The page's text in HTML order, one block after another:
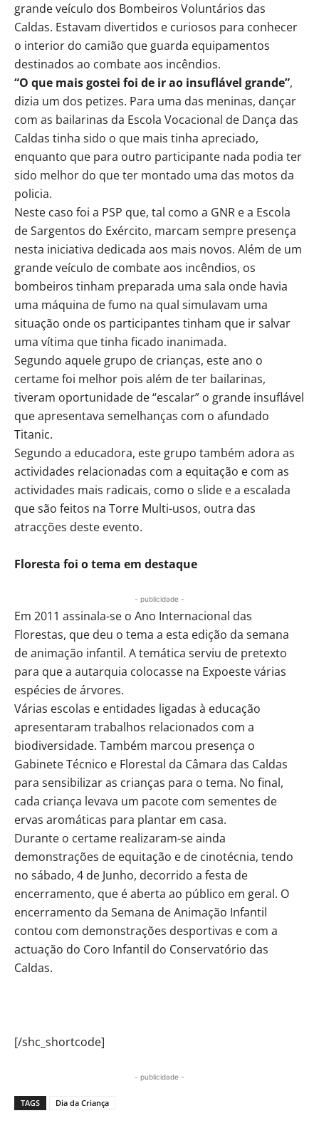
grande veículo dos Bombeiros Voluntários das
Caldas. Estavam divertidos e curiosos para conhecer
o interior do camião que guarda equipamentos
destinados ao combate aos incêndios.
“O que mais gostei foi de ir ao insuflável grande”,
dizia um dos petizes. Para uma das meninas, dançar
com as bailarinas da Escola Vocacional de Dança das
Caldas tinha sido o que mais tinha apreciado,
enquanto que para outro participante nada podia ter
sido melhor do que ter montado uma das motos da
policia.
Neste caso foi a PSP que, tal como a GNR e a Escola
de Sargentos do Exército, marcam sempre presença
nesta iniciativa dedicada aos mais novos. Além de um
grande veículo de combate aos incêndios, os
bombeiros tinham preparada uma sala onde havia
uma máquina de fumo na qual simulavam uma
situação onde os participantes tinham que ir salvar
uma vítima que tinha ficado inanimada.
Segundo aquele grupo de crianças, este ano o
certame foi melhor pois além de ter bailarinas,
tiveram oportunidade de “escalar” o grande insuflável
que apresentava semelhanças com o afundado
Titanic.
Segundo a educadora, este grupo também adora as
actividades relacionadas com a equitação e com as
actividades mais radicais, como o slide e a escalada
que são feitos na Torre Multi-usos, outra das
atracções deste evento.
Floresta foi o tema em destaque
- publicidade -
Em 2011 assinala-se o Ano Internacional das
Florestas, que deu o tema a esta edição da semana
de animação infantil. A temática serviu de pretexto
para que a autarquia colocasse na Expoeste várias
espécies de árvores.
Várias escolas e entidades ligadas à educação
apresentaram trabalhos relacionados com a
biodiversidade. Também marcou presença o
Gabinete Técnico e Florestal da Câmara das Caldas
para sensibilizar as crianças para o tema. No final,
cada criança levava um pacote com sementes de
ervas aromáticas para plantar em casa.
Durante o certame realizaram-se ainda
demonstrações de equitação e de cinotécnia, tendo
no sábado, 4 de Junho, decorrido a festa de
encerramento, que é aberta ao público em geral. O
encerramento da Semana de Animação Infantil
contou com demonstrações desportivas e com a
actuação do Coro Infantil do Conservatório das
Caldas.
[/shc_shortcode]
- publicidade -
TAGS Dia da Criança